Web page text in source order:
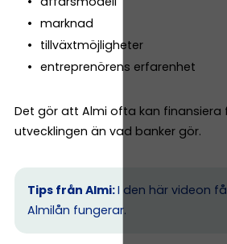
marknad
tillväxtmöjligheter
entreprenörens erfarenhet
Det gör att Almi ofta kan finansiera
utvecklingen än vad banker gör.
Tips från Almi:I den här videon
Almilån fungerar.